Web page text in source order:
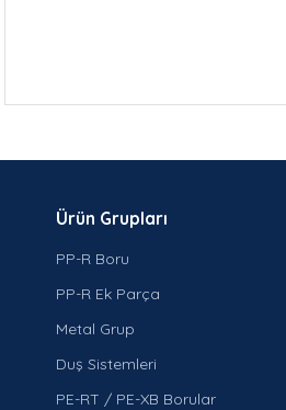
Ürün Grupları
PP-R Boru
PP-R Ek Parça
Metal Grup
Duş Sistemleri
PE-RT / PE-XB Borular